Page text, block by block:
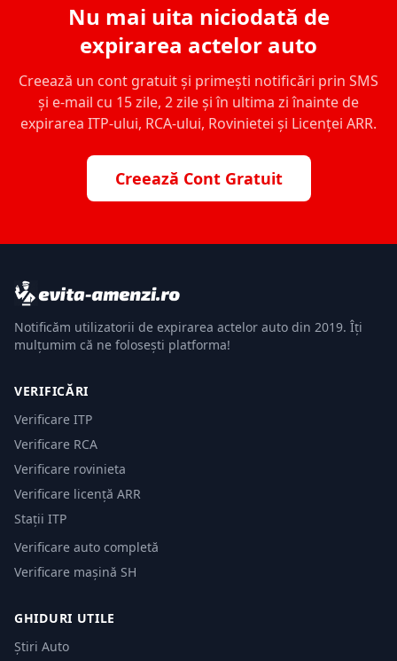
Nu mai uita niciodată de
expirarea actelor auto
Creează un cont gratuit și primești notificări prin SMS
și e-mail cu 15 zile, 2 zile și în ultima zi înainte de
expirarea ITP-ului, RCA-ului, Rovinietei și Licenței ARR.
Creează Cont Gratuit
Notificăm utilizatorii de expirarea actelor auto din 2019. Îți
mulțumim că ne folosești platforma!
VERIFICĂRI
Verificare ITP
Verificare RCA
Verificare rovinieta
Verificare licență ARR
Stații ITP
Verificare auto completă
Verificare mașină SH
GHIDURI UTILE
Știri Auto